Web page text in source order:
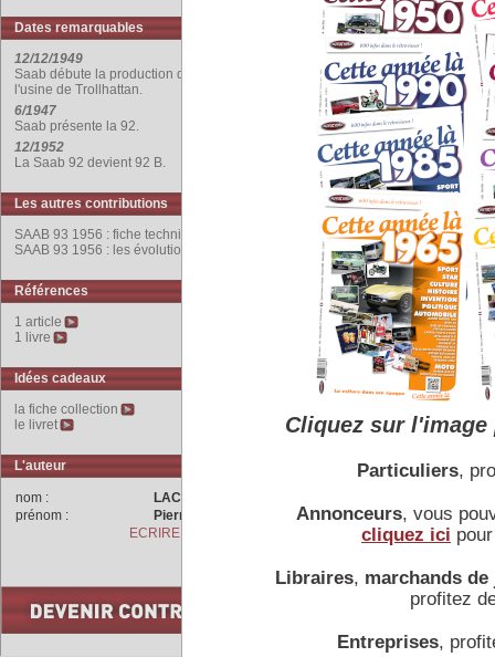
Dates remarquables
12/12/1949
Saab débute la production de la Saab 92 à
l'usine de Trollhattan.
6/1947
Saab présente la 92.
12/1952
La Saab 92 devient 92 B.
Les autres contributions
SAAB 93 1956 : fiche technique
SAAB 93 1956 : les évolutions
Références
1 article
1 livre
Idées cadeaux
la fiche collection
le livret
L'auteur
nom :
LACHET
prénom :
Pierre
ECRIRE A L'AUTEUR
La marque allemande
brevets tombent dans le
En 1947, les premiers
moteur est un bicylindre
de torsion et de
adhérence et une
vitesse est complétée
bord, ce système est
En décembre 1955, la
moteur trois cylindres,
HansMuller, ancien de
remplacent les barres
glissant.
Avec leur fiabilité, les
notamment avec les
1963 et StigBlomqvist
COMMENTAIRES
Cliquez sur
Particuliers,
Annonceurs, vous
cliquez ici
Libraires, marchands de
profitez
Entreprises,